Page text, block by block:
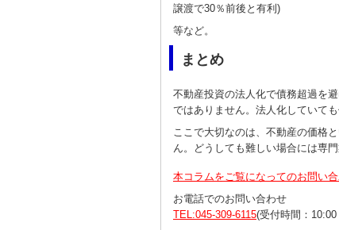
譲渡で30％前後と有利)
等など。
まとめ
不動産投資の法人化で債務超過を
ではありません。法人化していて
ここで大切なのは、不動産の価格
ん。どうしても難しい場合には専
本コラムをご覧になってのお問い
お電話でのお問い合わせ
TEL:045-309-6115(受付時間：